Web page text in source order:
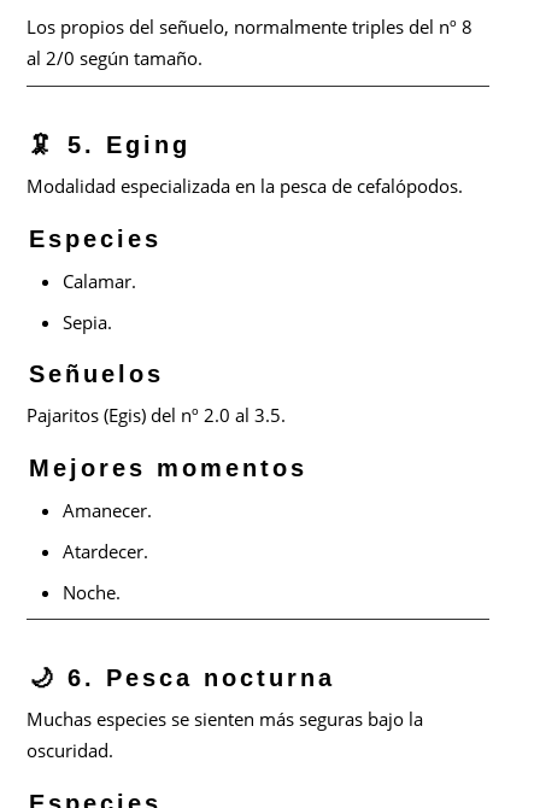
Los propios del señuelo, normalmente triples del nº 8
al 2/0 según tamaño.
🦑 5. Eging
Modalidad especializada en la pesca de cefalópodos.
Especies
Calamar.
Sepia.
Señuelos
Pajaritos (Egis) del nº 2.0 al 3.5.
Mejores momentos
Amanecer.
Atardecer.
Noche.
🌙 6. Pesca nocturna
Muchas especies se sienten más seguras bajo la
oscuridad.
Especies